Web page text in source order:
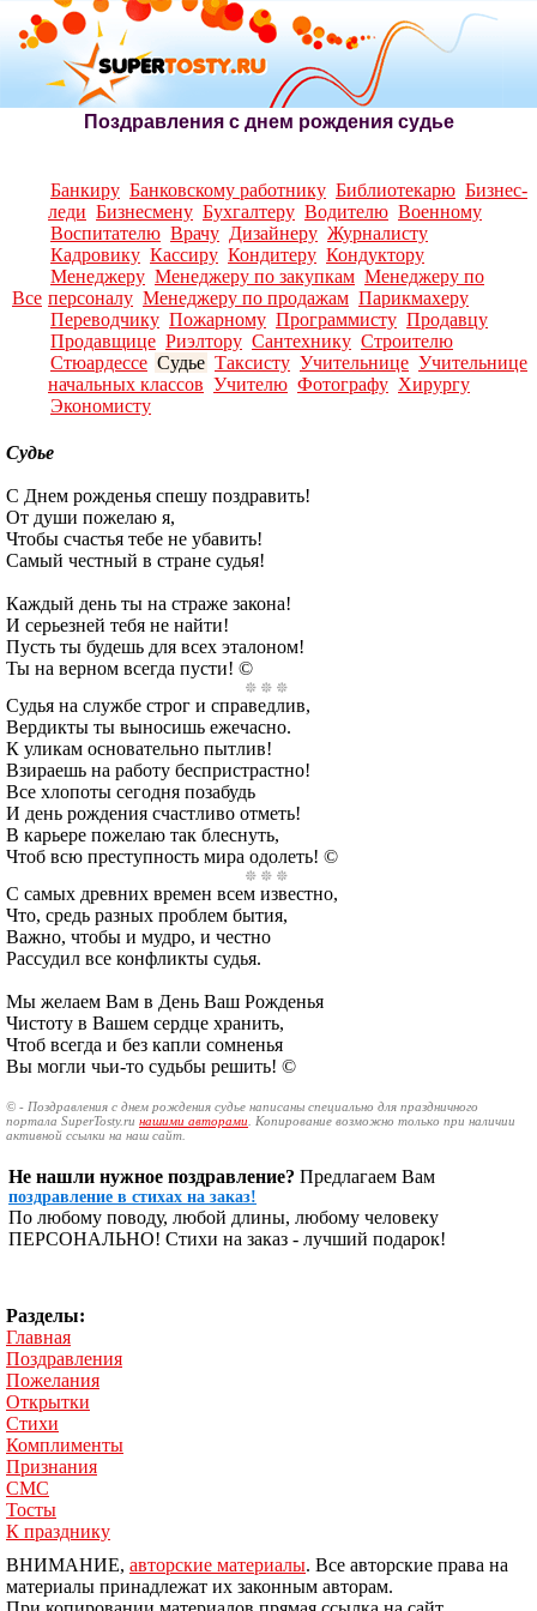
Поздравления с днем рождения судье
Все
Банкиру Банковскому работнику Библиотекарю Бизнес-
леди Бизнесмену Бухгалтеру Водителю Военному
Воспитателю Врачу Дизайнеру Журналисту
Кадровику Кассиру Кондитеру Кондуктору
Менеджеру Менеджеру по закупкам Менеджеру по
персоналу Менеджеру по продажам Парикмахеру
Переводчику Пожарному Программисту Продавцу
Продавщице Риэлтору Сантехнику Строителю
Стюардессе Судье Таксисту Учительнице Учительнице
начальных классов Учителю Фотографу Хирургу
Экономисту
Судье
С Днем рожденья спешу поздравить!
От души пожелаю я,
Чтобы счастья тебе не убавить!
Самый честный в стране судья!
Каждый день ты на страже закона!
И серьезней тебя не найти!
Пусть ты будешь для всех эталоном!
Ты на верном всегда пусти! ©
Судья на службе строг и справедлив,
Вердикты ты выносишь ежечасно.
К уликам основательно пытлив!
Взираешь на работу беспристрастно!
Все хлопоты сегодня позабудь
И день рождения счастливо отметь!
В карьере пожелаю так блеснуть,
Чтоб всю преступность мира одолеть! ©
С самых древних времен всем известно,
Что, средь разных проблем бытия,
Важно, чтобы и мудро, и честно
Рассудил все конфликты судья.
Мы желаем Вам в День Ваш Рожденья
Чистоту в Вашем сердце хранить,
Чтоб всегда и без капли сомненья
Вы могли чьи-то судьбы решить! ©
© - Поздравления с днем рождения судье написаны специально для праздничного
портала SuperTosty.ru нашими авторами . Копирование возможно только при наличии
активной ссылки на наш сайт.
Не нашли нужное поздравление? Предлагаем Вам
поздравление в стихах на заказ!
По любому поводу, любой длины, любому человеку
ПЕРСОНАЛЬНО! Стихи на заказ - лучший подарок!
Разделы:
Главная
Поздравления
Пожелания
Открытки
Стихи
Комплименты
Признания
СМС
Тосты
К празднику
ВНИМАНИЕ, авторские материалы. Все авторские права на
материалы принадлежат их законным авторам.